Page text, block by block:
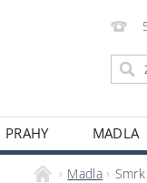
PRAHY MADLA
DORUČENÍ
Madla Smrk